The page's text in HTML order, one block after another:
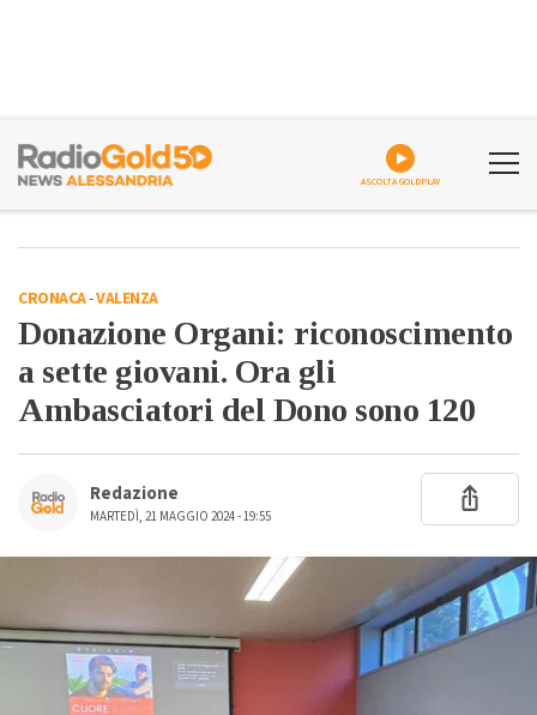
CRONACA-VALENZA
Donazione Organi: riconoscimento
a sette giovani. Ora gli
Ambasciatori del Dono sono 120
Redazione
MARTEDÌ, 21 MAGGIO 2024 - 19:55